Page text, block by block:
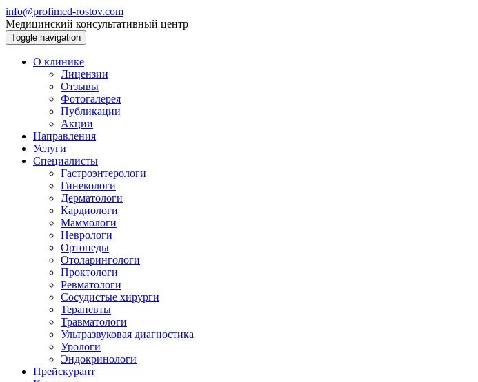
info@profimed-rostov.com
Медицинский консультативный центр
Toggle navigation
О клинике
Лицензии
Отзывы
Фотогалерея
Публикации
Акции
Направления
Услуги
Специалисты
Гастроэнтерологи
Гинекологи
Дерматологи
Кардиологи
Маммологи
Неврологи
Ортопеды
Отоларингологи
Проктологи
Ревматологи
Сосудистые хирурги
Терапевты
Травматологи
Ультразвуковая диагностика
Урологи
Эндокринологи
Прейскурант